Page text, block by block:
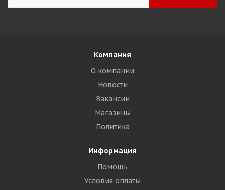
Компания
О компании
Новости
Вакансии
Магазины
Политика
Информация
Помощь
Условия оплаты